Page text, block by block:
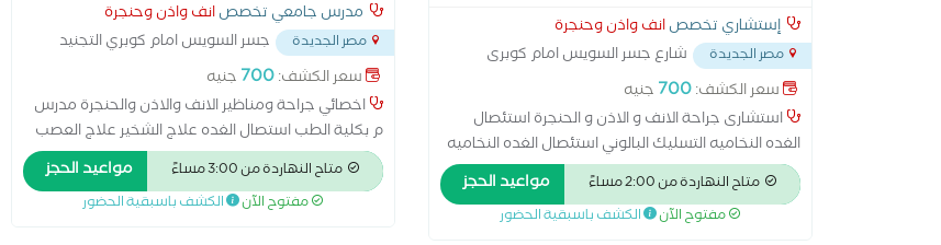
إستشاري تخصصانف واذن وحنجرة
مصر الجديدة
شارع جسر السويس امام كوبرى
التجنيد...
سعر الكشف:700 جنيه
استشارى جراحة الانف و الاذن و الحنجرة استئصال
الغده النخاميه التسليك البالوني استئصال الغده النخاميه
التسليك البالوني للجيوب الانفيه الجراحه الميكروسكوبيه
للاذن تنظيف الاذن من الشمع جراحه ترميم الاذن
الوسطي زراعه القوقعه علاج الشخير علاج العصب السابع
متاح النهاردة من 2:00 مساءً مواعيد الحجز
مفتوح الآن الكشف باسبقية الحضور
مدرس جامعي تخصصانف واذن وحنجرة
مصر الجديدة
جسر السويس امام كوبري التجنيد
سعر الكشف:700 جنيه
اخصائي جراحة ومناظير الانف والاذن والحنجرة مدرس
م بكلية الطب استصال الغده علاج الشخير علاج العصب
السابع علاج اللوز جراحه ترميم الاذن الوشطي عمليه
التصاق السان عمليه جيوب الانفيه عمليه الغده الدرقيه
عمليه ضيق التنفس بالجراحه
متاح النهاردة من 3:00 مساءً مواعيد الحجز
مفتوح الآن الكشف باسبقية الحضور